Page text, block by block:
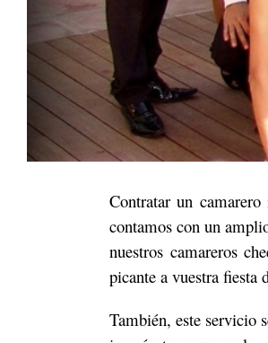
Contratar un
contamos con un
nuestros camareros
picante a vuestra fiesta
También, este servicio